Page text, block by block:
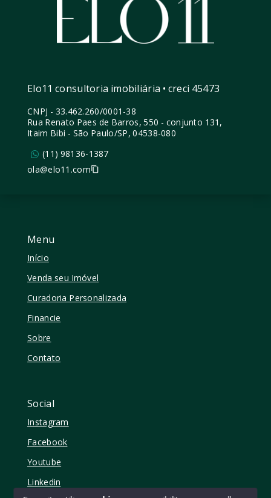
Menu
Início
Venda seu Imóvel
Curadoria Personalizada
Financie
Sobre
Contato
Social
Instagram
Facebook
Youtube
Linkedin
Elo11 consultoria imobiliária • creci 45473
CNPJ - 33.462.260/0001-38
Rua Renato Paes de Barros, 550 - conjunto 131,
Itaim Bibi - São Paulo/SP, 04538-080
(11) 98136-1387
ola@elo11.com